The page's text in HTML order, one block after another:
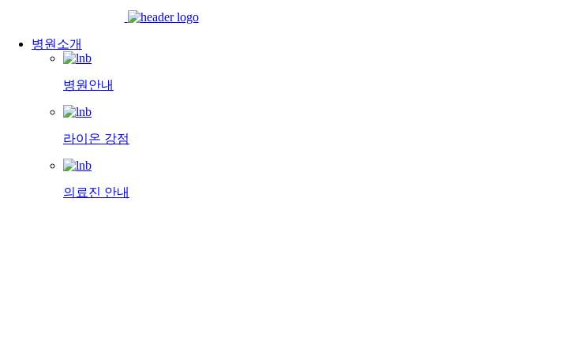
병원소개
병원안내
라이온 강점
의료진 안내